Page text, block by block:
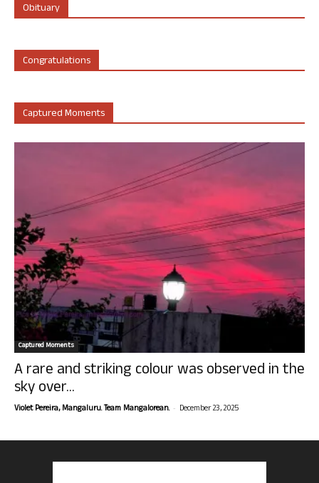
Obituary
Congratulations
Captured Moments
Captured Moments
A rare and striking colour was observed in the
sky over...
Violet Pereira, Mangaluru. Team Mangalorean. - December 23, 2025